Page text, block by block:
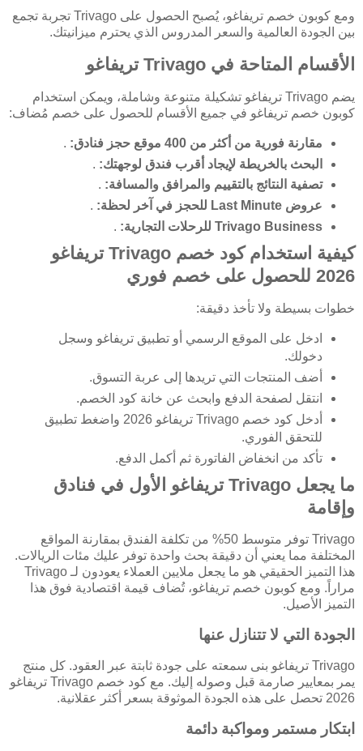
ومع كوبون خصم تريفاغو، يُصبح الحصول على Trivago تجربة تجمع
بين الجودة العالمية والسعر المدروس الذي يحترم ميزانيتك.
الأقسام المتاحة في Trivago تريفاغو
يضم Trivago تريفاغو تشكيلة متنوعة وشاملة، ويمكن استخدام
كوبون خصم تريفاغو في جميع الأقسام للحصول على خصم مُضاف:
مقارنة فورية من أكثر من 400 موقع حجز فنادق:
.
البحث بالخريطة لإيجاد أقرب فندق لوجهتك: .
تصفية النتائج بالتقييم والمرافق والمسافة: .
عروض Last Minute للحجز في آخر لحظة:
.
Trivago Business للرحلات التجارية:
.
كيفية استخدام كود خصم Trivago تريفاغو
2026 للحصول على خصم فوري
خطوات بسيطة ولا تأخذ دقيقة:
ادخل على الموقع الرسمي أو تطبيق تريفاغو وسجل
دخولك.
أضف المنتجات التي تريدها إلى عربة التسوق.
انتقل لصفحة الدفع وابحث عن خانة كود الخصم.
أدخل كود خصم Trivago تريفاغو 2026 واضغط تطبيق
للتحقق الفوري.
تأكد من انخفاض الفاتورة ثم أكمل الدفع.
ما يجعل Trivago تريفاغو الأول في فنادق
وإقامة
Trivago توفر متوسط 50% من تكلفة الفندق بمقارنة المواقع
المختلفة مما يعني أن دقيقة بحث واحدة توفر عليك مئات الريالات.
هذا التميز الحقيقي هو ما يجعل ملايين العملاء يعودون لـ Trivago
مراراً. ومع كوبون خصم تريفاغو، تُضاف قيمة اقتصادية فوق هذا
التميز الأصيل.
الجودة التي لا تتنازل عنها
Trivago تريفاغو بنى سمعته على جودة ثابتة عبر العقود. كل منتج
يمر بمعايير صارمة قبل وصوله إليك. مع كود خصم Trivago تريفاغو
2026 تحصل على هذه الجودة الموثوقة بسعر أكثر عقلانية.
ابتكار مستمر ومواكبة دائمة